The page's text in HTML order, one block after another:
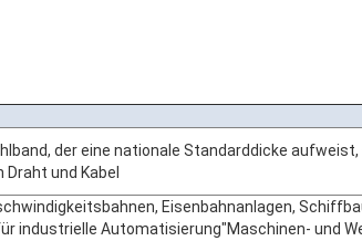
der eine nationale Standarddicke
und Kabel
Eisenbahnanlagen,
industrielle Automatisierung"Maschinen- und